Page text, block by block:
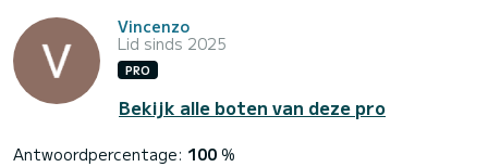
Vincenzo
Lid sinds 2025
PRO
Bekijk alle boten van deze pro
Antwoordpercentage: 100 %